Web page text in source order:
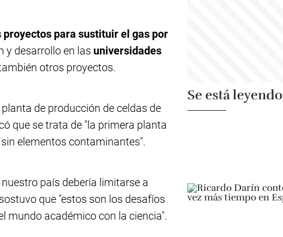
proyectos para sustituir el gas por
y desarrollo en las universidades
otros proyectos.
de producción de celdas de
que se trata de "la primera planta
elementos contaminantes".
país debería limitarse a
que "estos son los desafíos
mundo académico con la ciencia".
Se está leyendo